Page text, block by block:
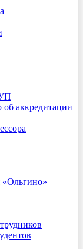
об аккредитации